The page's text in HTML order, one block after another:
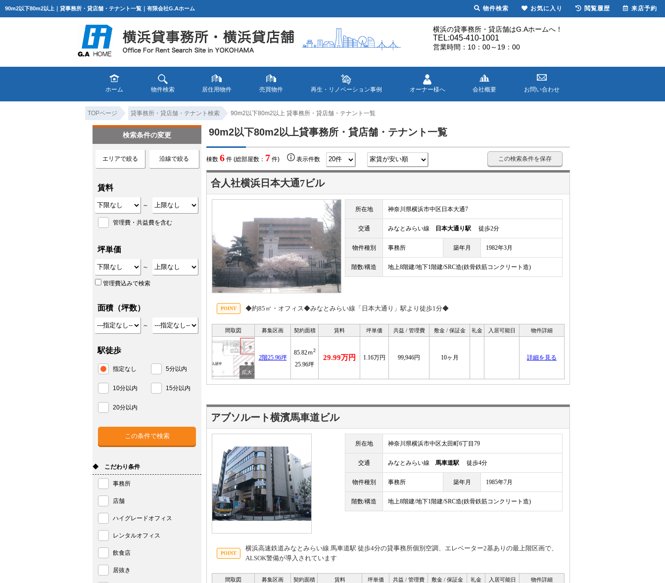
90m2以下80m2以上｜貸事務所・貸店舗・テナント一覧｜有限会社G.Aホーム
横浜の貸事務所・貸店舗はG.Aホームへ！
TEL:045-410-1001
営業時間：10：00～19：00
ホーム 物件検索 居住用物件 売買物件 再生・リノベーション事例 オーナー様へ 会社概要 お問い合わせ
TOPページ 貸事務所・貸店舗・テナント検索 90m2以下80m2以上 貸事務所・貸店舗・テナント一覧
90m2以下80m2以上貸事務所・貸店舗・テナント一覧
棟数 6 件 (総部屋数： 7 件) 表示件数 この検索条件を保存
合人社横浜日本大通7ビル
所在地 神奈川県横浜市中区日本大通7
交通 みなとみらい線 日本大通り駅 徒歩2分
物件種別 事務所 築年月 1982年3月
階数/構造 地上8階建/地下1階建/SRC造(鉄骨鉄筋コンクリート造)
◆約85㎡・オフィス◆みなとみらい線「日本大通り」駅より徒歩1分◆
間取図 募集区画 契約面積 賃料 坪単価 共益 / 管理費 敷金 / 保証金 礼金 入居可能日 物件詳細
2階25.96坪
85.82ｍ2
25.96坪
29.99万円 1.16万円 99,946円 10ヶ月 詳細を見る
アブソルート横濱馬車道ビル
所在地 神奈川県横浜市中区太田町6丁目79
交通 みなとみらい線 馬車道駅 徒歩4分
物件種別 事務所 築年月 1985年7月
階数/構造 地上8階建/地下1階建/SRC造(鉄骨鉄筋コンクリート造)
横浜高速鉄道みなとみらい線 馬車道駅 徒歩4分の貸事務所個別空調、エレベーター2基ありの最上階区画で、
ALSOK警備が導入されています
間取図 募集区画 契約面積 賃料 坪単価 共益 / 管理費 敷金 / 保証金 礼金 入居可能日 物件詳細
検索条件の変更
エリアで絞る 沿線で絞る
賃料
～
管理費・共益費を含む
坪単価
～
管理費込みで検索
面積（坪数）
～
駅徒歩
指定なし 5分以内
10分以内 15分以内
20分以内
◆ こだわり条件
事務所
店舗
ハイグレードオフィス
レンタルオフィス
飲食店
居抜き
物件検索 お気に入り 閲覧履歴 来店予約